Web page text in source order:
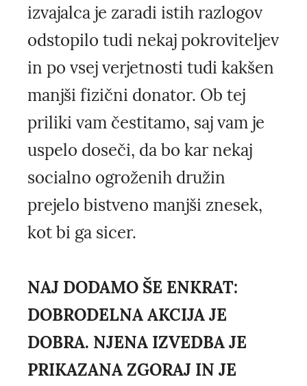
izvajalca je zaradi istih razlogov
odstopilo tudi nekaj pokroviteljev
in po vsej verjetnosti tudi kakšen
manjši fizični donator. Ob tej
priliki vam čestitamo, saj vam je
uspelo doseči, da bo kar nekaj
socialno ogroženih družin
prejelo bistveno manjši znesek,
kot bi ga sicer.
NAJ DODAMO ŠE ENKRAT:
DOBRODELNA AKCIJA JE
DOBRA. NJENA IZVEDBA JE
PRIKAZANA ZGORAJ IN JE